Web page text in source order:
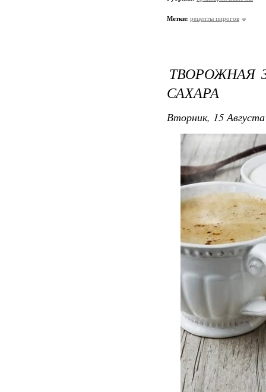
Метки: рецепты пирогов
ТВОРОЖНАЯ
САХАРА
Вторник, 15